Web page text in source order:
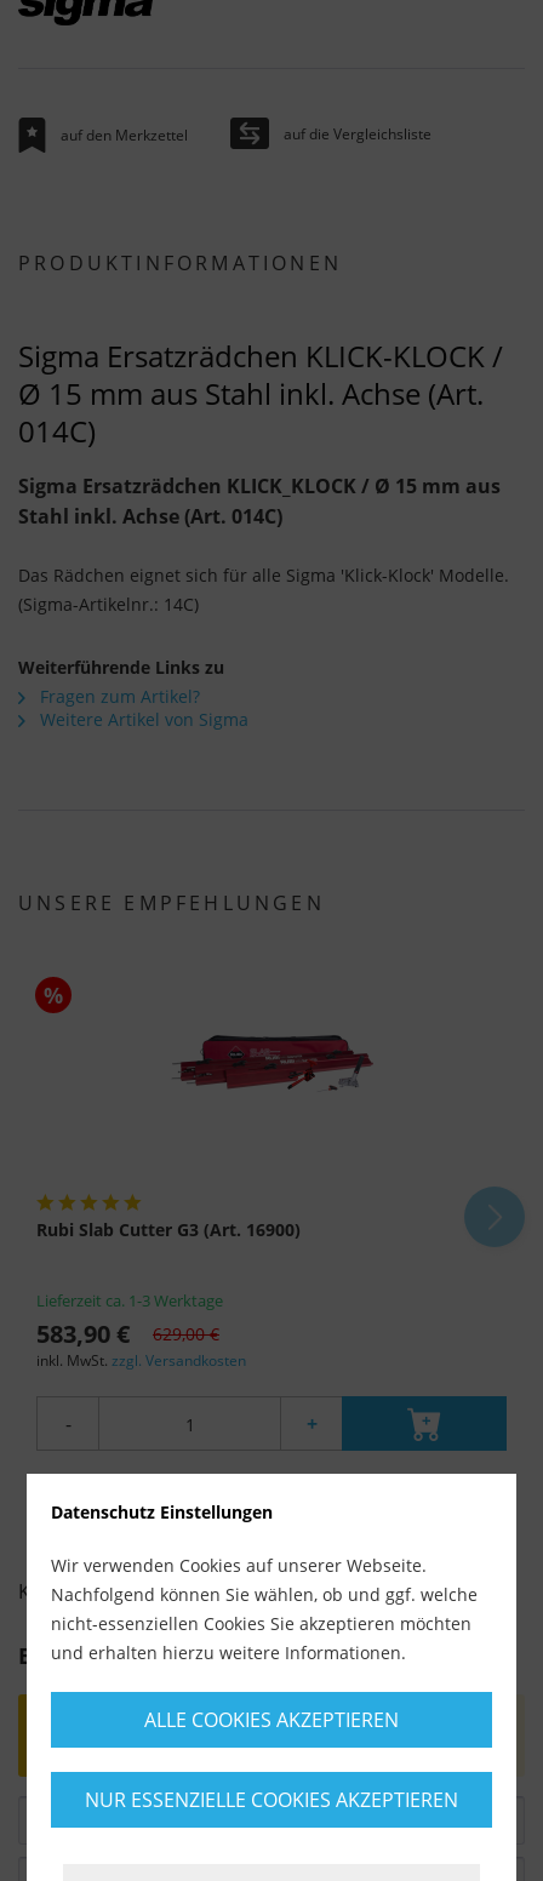
auf den Merkzettel auf die Vergleichsliste
PRODUKTINFORMATIONEN
Sigma Ersatzrädchen KLICK-KLOCK /
Ø 15 mm aus Stahl inkl. Achse (Art.
014C)
Sigma Ersatzrädchen KLICK_KLOCK / Ø 15 mm aus
Stahl inkl. Achse (Art. 014C)
Das Rädchen eignet sich für alle Sigma 'Klick-Klock' Modelle.
(Sigma-Artikelnr.: 14C)
Weiterführende Links zu
Fragen zum Artikel?
Weitere Artikel von Sigma
UNSERE EMPFEHLUNGEN
%
Rubi Slab Cutter G3 (Art. 16900)
Lieferzeit ca. 1-3 Werktage
583,90 € 629,00 €
inkl. MwSt. zzgl. Versandkosten
- +
KUNDENBEWERTUNGEN FÜR
Bewertung schreiben
Bewertungen werden nach Überprüfung
freigeschaltet.
Datenschutz Einstellungen
Wir verwenden Cookies auf unserer Webseite.
Nachfolgend können Sie wählen, ob und ggf. welche
nicht-essenziellen Cookies Sie akzeptieren möchten
und erhalten hierzu weitere Informationen.
ALLE COOKIES AKZEPTIEREN
NUR ESSENZIELLE COOKIES AKZEPTIEREN